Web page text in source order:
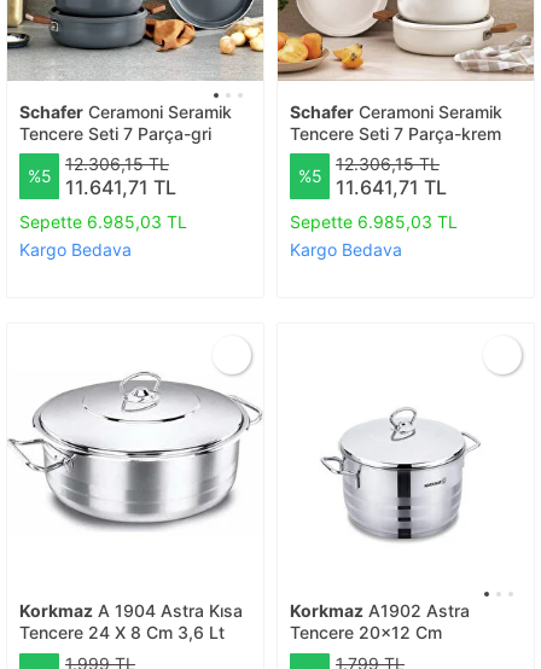
Schafer Ceramoni Seramik
Tencere Seti 7 Parça-gri
%5
12.306,15 TL
11.641,71 TL
Sepette 6.985,03 TL
Kargo Bedava
Schafer Ceramoni Seramik
Tencere Seti 7 Parça-krem
%5
12.306,15 TL
11.641,71 TL
Sepette 6.985,03 TL
Kargo Bedava
Korkmaz A 1904 Astra Kısa
Tencere 24 X 8 Cm 3,6 Lt
1.999 TL
Korkmaz A1902 Astra
Tencere 20x12 Cm
1.799 TL